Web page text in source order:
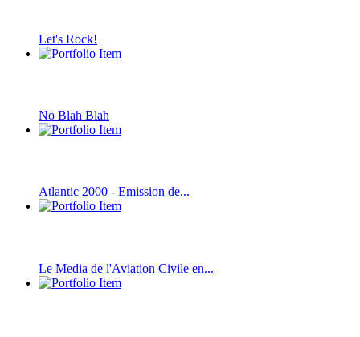
Let's Rock!
No Blah Blah
Atlantic 2000 - Emission de...
Le Media de l'Aviation Civile en...